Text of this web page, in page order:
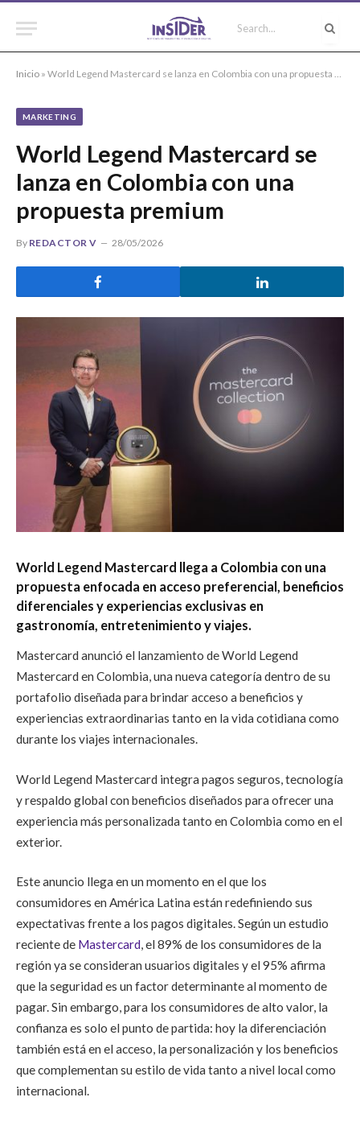
Inicio » World Legend Mastercard se lanza en Colombia con una propuesta premium
MARKETING
World Legend Mastercard se
lanza en Colombia con una
propuesta premium
By REDACTOR V 28/05/2026
World Legend Mastercard llega a Colombia con una
propuesta enfocada en acceso preferencial, beneficios
diferenciales y experiencias exclusivas en
gastronomía, entretenimiento y viajes.
Mastercard anunció el lanzamiento de World Legend
Mastercard en Colombia, una nueva categoría dentro de su
portafolio diseñada para brindar acceso a beneficios y
experiencias extraordinarias tanto en la vida cotidiana como
durante los viajes internacionales.
World Legend Mastercard integra pagos seguros, tecnología
y respaldo global con beneficios diseñados para ofrecer una
experiencia más personalizada tanto en Colombia como en el
exterior.
Este anuncio llega en un momento en el que los
consumidores en América Latina están redefiniendo sus
expectativas frente a los pagos digitales. Según un estudio
reciente de Mastercard, el 89% de los consumidores de la
región ya se consideran usuarios digitales y el 95% afirma
que la seguridad es un factor determinante al momento de
pagar. Sin embargo, para los consumidores de alto valor, la
confianza es solo el punto de partida: hoy la diferenciación
también está en el acceso, la personalización y los beneficios
que complementan su estilo de vida tanto a nivel local como
internacional.